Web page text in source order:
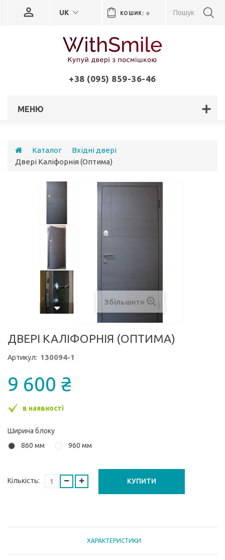
КОШИК: 0
UK
+38 (095) 859-36-46
МЕНЮ
Каталог
Вхідні двері
Двері Каліфорнія (Оптима)
Збільшити
ДВЕРІ КАЛІФОРНІЯ (ОПТИМА)
Артикул: 130094-1
9 600 ₴
в наявності
Ширина блоку
860 мм
960 мм
Кількість: КУПИТИ
ХАРАКТЕРИСТИКИ